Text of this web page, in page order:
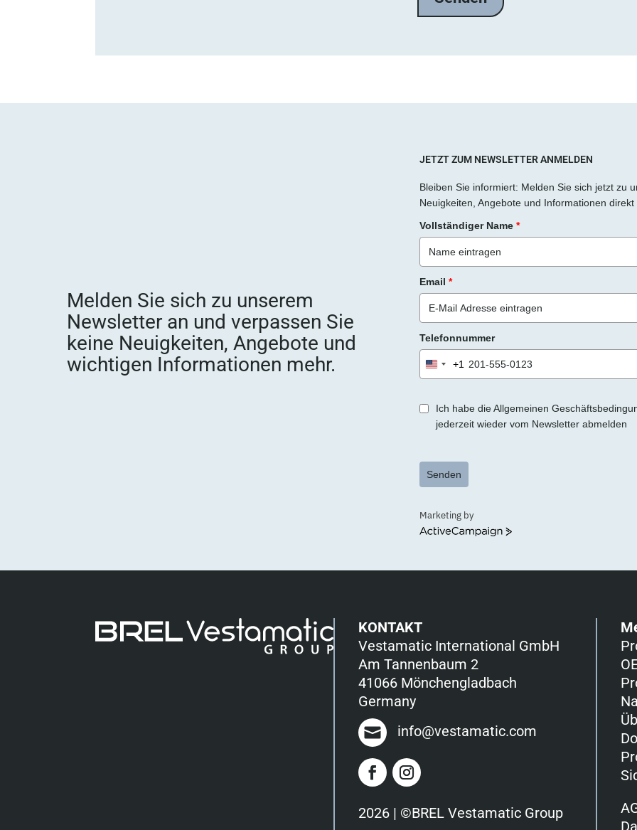
d
s
s
e
d
l
e
r
Melden Sie sich zu unserem
Newsletter an und verpassen Sie
keine Neuigkeiten, Angebote und
wichtigen Informationen mehr.
JETZT ZUM NEWSLETTER ANMELDEN
Bleiben Sie informiert: Melden Sie sich jetzt zu
Neuigkeiten, Angebote und Informationen
Vollständiger Name *
Email *
Telefonnummer
United
+1
Ich habe die Allgemeinen
jederzeit wieder vom Newsletter abmelden
Senden
Marketing by
ActiveCampaign
KONTAKT
Vestamatic International GmbH
Am Tannenbaum 2
41066 Mönchengladbach
Germany
info@vestamatic.com
2026 | ©BREL Vestamatic Group